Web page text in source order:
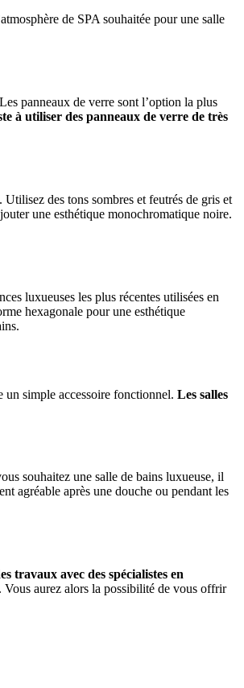
de SPA souhaitée pour une salle
panneaux de verre sont l’option la plus
à utiliser des panneaux de verre de très
des tons sombres et feutrés de gris et
une esthétique monochromatique noire.
luxueuses les plus récentes utilisées en
hexagonale pour une esthétique
simple accessoire fonctionnel. Les salles
souhaitez une salle de bains luxueuse, il
agréable après une douche ou pendant les
travaux avec des spécialistes en
aurez alors la possibilité de vous offrir